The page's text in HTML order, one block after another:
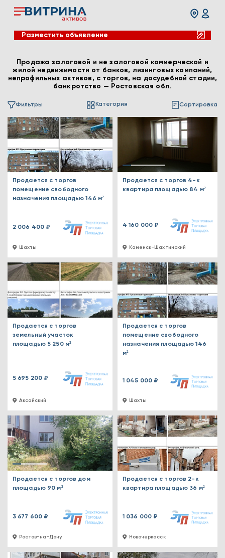
Разместить объявление
Продажа залоговой и не залоговой коммерческой и
жилой недвижимости от банков, лизинговых компаний,
непрофильных активов, с торгов, на досудебной стадии,
банкротство — Ростовская обл.
Фильтры Категория Сортировка
Шахты
Продается с торгов
помещение свободного
назначения площадью 146 м²
2 006 400 ₽
Каменск-Шахтинский
Продается с торгов 4-к
квартира площадью 84 м²
4 160 000 ₽
Аксайский
Продается с торгов
земельный участок
площадью 5 250 м²
5 695 200 ₽
Шахты
Продается с торгов
помещение свободного
назначения площадью 146
м²
1 045 000 ₽
Ростов-на-Дону
Продается с торгов дом
площадью 90 м²
3 677 600 ₽
Новочеркасск
Продается с торгов 2-к
квартира площадью 36 м²
1 036 000 ₽